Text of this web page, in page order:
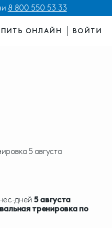
8 800 550 53 33
ОНЛАЙН ВОЙТИ
5 августа
дней 5 августа
тренировка по